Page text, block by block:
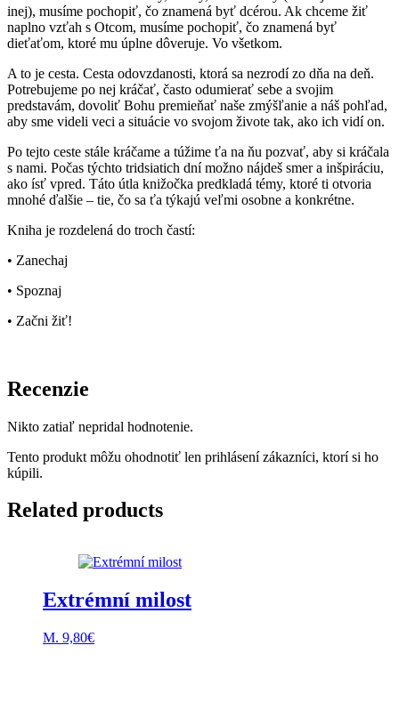
inej), musíme pochopiť, čo znamená byť dcérou. Ak chceme žiť
naplno vzťah s Otcom, musíme pochopiť, čo znamená byť
dieťaťom, ktoré mu úplne dôveruje. Vo všetkom.
A to je cesta. Cesta odovzdanosti, ktorá sa nezrodí zo dňa na deň.
Potrebujeme po nej kráčať, často odumierať sebe a svojim
predstavám, dovoliť Bohu premieňať naše zmýšľanie a náš pohľad,
aby sme videli veci a situácie vo svojom živote tak, ako ich vidí on.
Po tejto ceste stále kráčame a túžime ťa na ňu pozvať, aby si kráčala
s nami. Počas týchto tridsiatich dní možno nájdeš smer a inšpiráciu,
ako ísť vpred. Táto útla knižočka predkladá témy, ktoré ti otvoria
mnohé ďalšie – tie, čo sa ťa týkajú veľmi osobne a konkrétne.
Kniha je rozdelená do troch častí:
• Zanechaj
• Spoznaj
• Začni žiť!
Recenzie
Nikto zatiaľ nepridal hodnotenie.
Tento produkt môžu ohodnotiť len prihlásení zákazníci, ktorí si ho
kúpili.
Related products
Extrémní milost
M. 9,80€